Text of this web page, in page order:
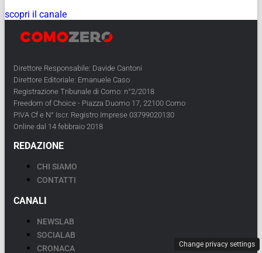
scopri il canale
Direttore Responsabile: Davide Cantoni
Direttore Editoriale: Emanuele Caso
Registrazione Tribunale di Como: n°2/2018
Freedom of Choice - Piazza Duomo 17, 22100 Como
PIVA Cf e N° Iscr. Registro Imprese 03799020130
Online dal 14 febbraio 2018
REDAZIONE
CHI SIAMO
CONTATTI
CANALI
NEWSLAB
SOCIALAB
CRONACA
Change privacy settings